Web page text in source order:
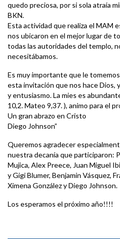
quedo preciosa, por si sola atraía
BKN.
Esta actividad que realiza el MAM
nos ubicaron en el mejor lugar de
todas las autoridades del templo,
necesitábamos.
Es muy importante que le
esta invitación que nos hace Dios,
y entusiasmo. La mies es
10,2. Mateo 9,37. ), animo para el
Un gran abrazo en Cristo
Diego Johnson”
Queremos agradecer
nuestra decanía que participaron:
Mujica, Alex Preece, Juan Miguel
y Gigi Blumer, Benjamin Vásquez,
Ximena González y Diego Johnson.
Los esperamos el próximo año!!!!